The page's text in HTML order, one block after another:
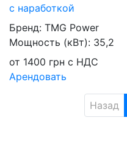
с наработкой
Бренд: TMG Power
Мощность (кВт): 35,2
от 1400 грн с НДС
Арендовать
Назад